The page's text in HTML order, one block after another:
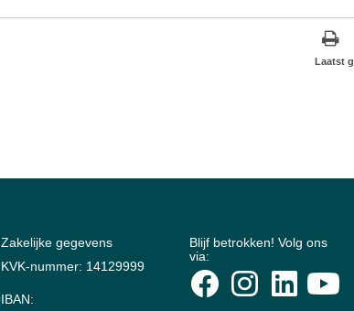
Laatst
Zakelijke gegevens
KVK-nummer: 14129999
IBAN:
Blijf betrokken! Volg ons
via: